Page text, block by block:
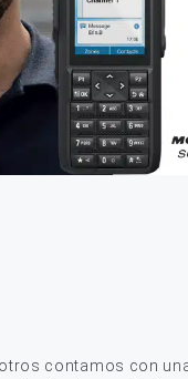
contamos con